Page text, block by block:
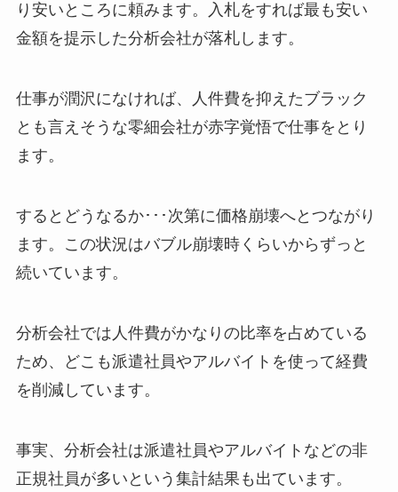
り安いところに頼みます。入札をすれば最も安い
金額を提示した分析会社が落札します。
仕事が潤沢になければ、人件費を抑えたブラック
とも言えそうな零細会社が赤字覚悟で仕事をとり
ます。
するとどうなるか･･･次第に価格崩壊へとつながり
ます。この状況はバブル崩壊時くらいからずっと
続いています。
分析会社では人件費がかなりの比率を占めている
ため、どこも派遣社員やアルバイトを使って経費
を削減しています。
事実、分析会社は派遣社員やアルバイトなどの非
正規社員が多いという集計結果も出ています。